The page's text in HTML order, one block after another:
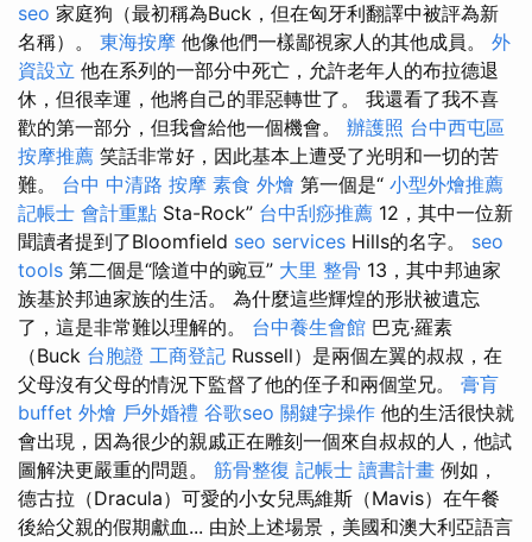
seo 家庭狗（最初稱為Buck，但在匈牙利翻譯中被評為新
名稱）。 東海按摩 他像他們一樣鄙視家人的其他成員。 外
資設立 他在系列的一部分中死亡，允許老年人的布拉德退
休，但很幸運，他將自己的罪惡轉世了。 我還看了我不喜
歡的第一部分，但我會給他一個機會。 辦護照 台中西屯區
按摩推薦 笑話非常好，因此基本上遭受了光明和一切的苦
難。 台中 中清路 按摩 素食 外燴 第一個是“ 小型外燴推薦
記帳士 會計重點 Sta-Rock” 台中刮痧推薦 12，其中一位新
聞讀者提到了Bloomfield seo services Hills的名字。 seo
tools 第二個是“陰道中的豌豆” 大里 整骨 13，其中邦迪家
族基於邦迪家族的生活。 為什麼這些輝煌的形狀被遺忘
了，這是非常難以理解的。 台中養生會館 巴克·羅素
（Buck 台胞證 工商登記 Russell）是兩個左翼的叔叔，在
父母沒有父母的情況下監督了他的侄子和兩個堂兄。 膏肓
buffet 外燴 戶外婚禮 谷歌seo 關鍵字操作 他的生活很快就
會出現，因為很少的親戚正在雕刻一個來自叔叔的人，他試
圖解決更嚴重的問題。 筋骨整復 記帳士 讀書計畫 例如，
德古拉（Dracula）可愛的小女兒馬維斯（Mavis）在午餐
後給父親的假期獻血... 由於上述場景，美國和澳大利亞語言